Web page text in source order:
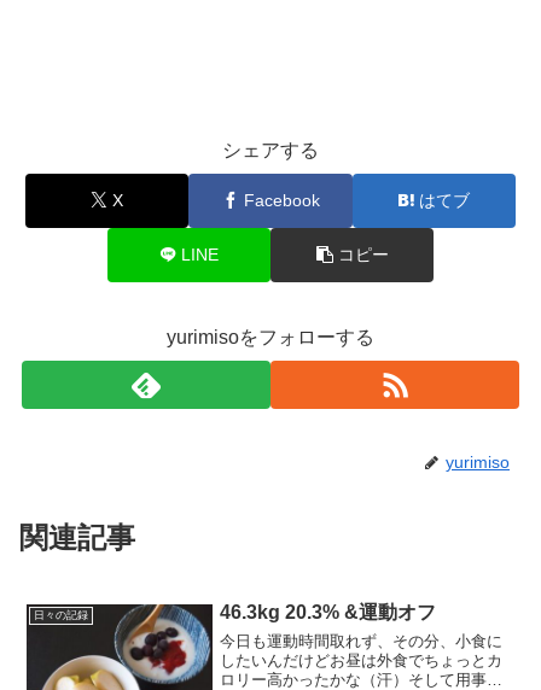
シェアする
X Facebook はてブ
LINE コピー
yurimisoをフォローする
yurimiso
関連記事
日々の記録 46.3kg 20.3% &運動オフ
今日も運動時間取れず、その分、小食に
したいんだけどお昼は外食でちょっとカ
ロリー高かったかな（汗）そして用事で